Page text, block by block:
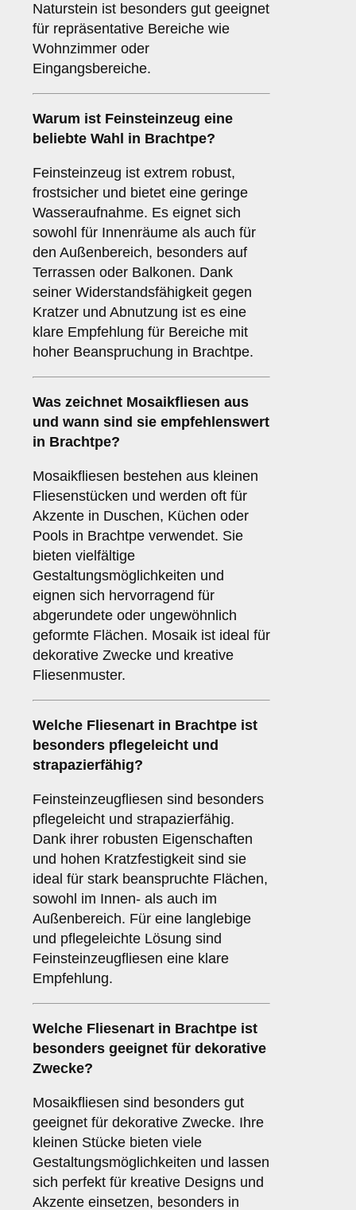
Naturstein ist besonders gut geeignet
für repräsentative Bereiche wie
Wohnzimmer oder
Eingangsbereiche.
Warum ist Feinsteinzeug eine
beliebte Wahl in Brachtpe?
Feinsteinzeug ist extrem robust,
frostsicher und bietet eine geringe
Wasseraufnahme. Es eignet sich
sowohl für Innenräume als auch für
den Außenbereich, besonders auf
Terrassen oder Balkonen. Dank
seiner Widerstandsfähigkeit gegen
Kratzer und Abnutzung ist es eine
klare Empfehlung für Bereiche mit
hoher Beanspruchung in Brachtpe.
Was zeichnet Mosaikfliesen aus
und wann sind sie empfehlenswert
in Brachtpe?
Mosaikfliesen bestehen aus kleinen
Fliesenstücken und werden oft für
Akzente in Duschen, Küchen oder
Pools in Brachtpe verwendet. Sie
bieten vielfältige
Gestaltungsmöglichkeiten und
eignen sich hervorragend für
abgerundete oder ungewöhnlich
geformte Flächen. Mosaik ist ideal für
dekorative Zwecke und kreative
Fliesenmuster.
Welche Fliesenart in Brachtpe ist
besonders pflegeleicht und
strapazierfähig?
Feinsteinzeugfliesen sind besonders
pflegeleicht und strapazierfähig.
Dank ihrer robusten Eigenschaften
und hohen Kratzfestigkeit sind sie
ideal für stark beanspruchte Flächen,
sowohl im Innen- als auch im
Außenbereich. Für eine langlebige
und pflegeleichte Lösung sind
Feinsteinzeugfliesen eine klare
Empfehlung.
Welche Fliesenart in Brachtpe ist
besonders geeignet für dekorative
Zwecke?
Mosaikfliesen sind besonders gut
geeignet für dekorative Zwecke. Ihre
kleinen Stücke bieten viele
Gestaltungsmöglichkeiten und lassen
sich perfekt für kreative Designs und
Akzente einsetzen, besonders in